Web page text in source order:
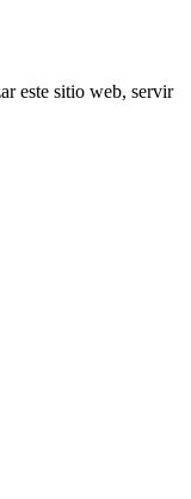
este sitio web, servir